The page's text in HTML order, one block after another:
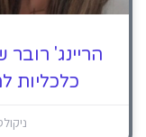
הריינג'
כלכליות